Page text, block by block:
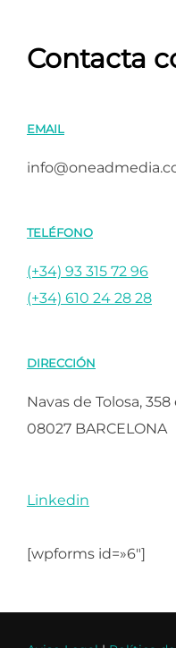
Contacta
EMAIL
TELÉFONO
(+34) 93 315 72 96
(+34) 610 24 28 28
DIRECCIÓN
Navas de Tolosa,
08027 BARCELONA
Linkedin
[wpforms id=»6″]